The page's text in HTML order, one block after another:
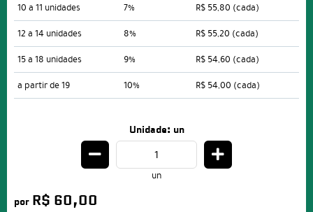
10 a 11 unidades
7% R$ 55,80 (cada)
12 a 14 unidades
8% R$ 55,20 (cada)
15 a 18 unidades
9% R$ 54,60 (cada)
a partir de 19
10% R$ 54,00 (cada)
Unidade: un
un
por R$ 60,00